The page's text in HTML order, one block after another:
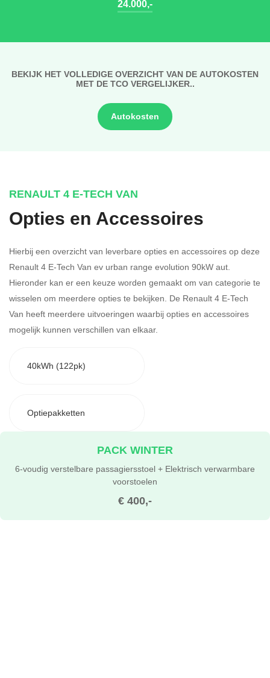
24.000,-
BEKIJK HET VOLLEDIGE OVERZICHT VAN DE AUTOKOSTEN
MET DE TCO VERGELIJKER..
Autokosten
RENAULT 4 E-TECH VAN
Opties en Accessoires
Hierbij een overzicht van leverbare opties en accessoires op deze
Renault 4 E-Tech Van ev urban range evolution 90kW aut.
Hieronder kan er een keuze worden gemaakt om van categorie te
wisselen om meerdere opties te bekijken. De Renault 4 E-Tech
Van heeft meerdere uitvoeringen waarbij opties en accessoires
mogelijk kunnen verschillen van elkaar.
40kWh (122pk)
Optiepakketten
€ 400,-
PACK WINTER
6-voudig verstelbare passagiersstoel + Elektrisch verwarmbare
voorstoelen